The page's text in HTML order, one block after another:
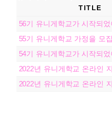
TITLE
56기 유니게학교가 시작되었
55기 유니게학교 가정을 모
54기 유니게학교가 시작되었
2022년 유니게학교 온라인
2022년 유니게학교 온라인